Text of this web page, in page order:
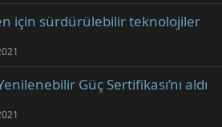
için sürdürülebilir teknolojiler
Güç Sertifikası’nı aldı